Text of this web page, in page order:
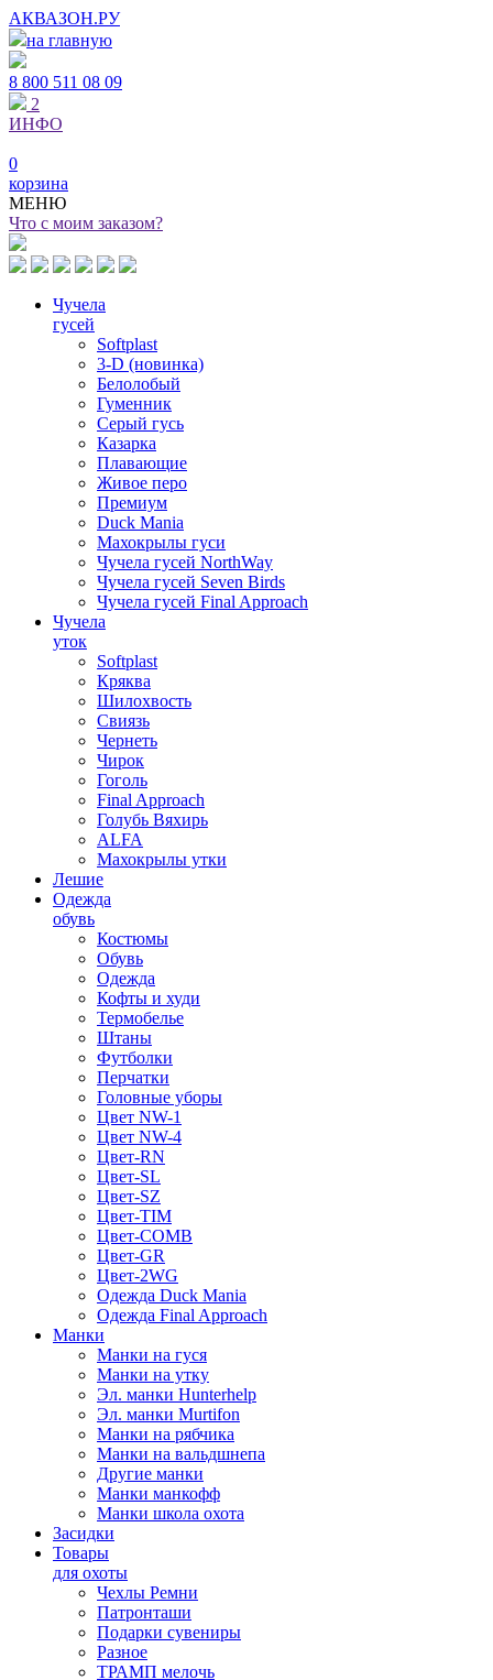
АКВАЗОН.РУ
на главную
8 800 511 08 09
2
ИНФО
0
корзина
МЕНЮ
Что с моим заказом?
Чучела
гусей
Softplast
3-D (новинка)
Белолобый
Гуменник
Серый гусь
Казарка
Плавающие
Живое перо
Премиум
Duck Mania
Махокрылы гуси
Чучела гусей NorthWay
Чучела гусей Seven Birds
Чучела гусей Final Approach
Чучела
уток
Softplast
Кряква
Шилохвость
Свиязь
Чернеть
Чирок
Гоголь
Final Approach
Голубь Вяхирь
ALFA
Махокрылы утки
Лешие
Одежда
обувь
Костюмы
Обувь
Одежда
Кофты и худи
Термобелье
Штаны
Футболки
Перчатки
Головные уборы
Цвет NW-1
Цвет NW-4
Цвет-RN
Цвет-SL
Цвет-SZ
Цвет-TIM
Цвет-COMB
Цвет-GR
Цвет-2WG
Одежда Duck Mania
Одежда Final Approach
Манки
Манки на гуся
Манки на утку
Эл. манки Hunterhelp
Эл. манки Murtifon
Манки на рябчика
Манки на вальдшнепа
Другие манки
Манки манкофф
Манки школа охота
Засидки
Товары
для охоты
Чехлы Ремни
Патронташи
Подарки сувениры
Разное
ТРАМП мелочь